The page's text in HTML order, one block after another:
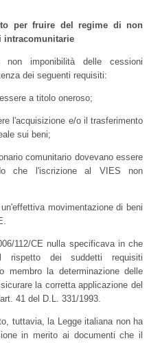
per fruire del regime di non
intracomunitarie
imponibilità delle cessioni
dei seguenti requisiti:
a titolo oneroso;
e/o il trasferimento
sui beni;
comunitario dovevano essere
che l'iscrizione al VIES non
movimentazione di beni
CE nulla specificava in che
rispetto dei suddetti requisiti
membro la determinazione delle
la corretta applicazione del
41 del D.L. 331/1993.
la Legge italiana non ha
in merito ai documenti che il